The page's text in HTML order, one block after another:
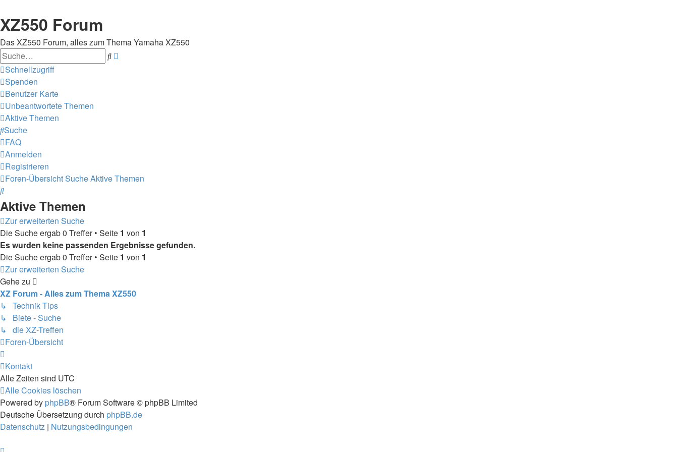
XZ550 Forum
Das XZ550 Forum, alles zum Thema Yamaha XZ550
Suche
Schnellzugriff
Spenden
Benutzer Karte
Unbeantwortete Themen
Aktive Themen
Suche
FAQ
Anmelden
Registrieren
Foren-ÜbersichtSucheAktive Themen
Suche
Aktive Themen
Zur erweiterten Suche
Die Suche ergab 0 Treffer • Seite 1 von 1
Es wurden keine passenden Ergebnisse gefunden.
Die Suche ergab 0 Treffer • Seite 1 von 1
Zur erweiterten Suche
Gehe zu
XZ Forum - Alles zum Thema XZ550
↳ Technik Tips
↳ Biete - Suche
↳ die XZ-Treffen
Foren-Übersicht
Kontakt
Alle Zeiten sind UTC
Alle Cookies löschen
Powered by phpBB® Forum Software © phpBB Limited
Deutsche Übersetzung durch phpBB.de
Datenschutz | Nutzungsbedingungen